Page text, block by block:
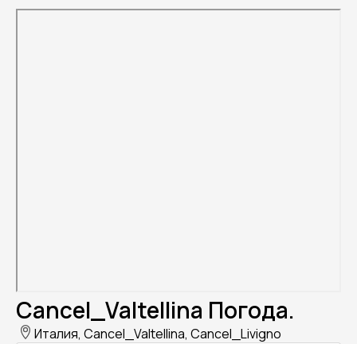
Cancel_Valtellina Погода.
Италия, Cancel_Valtellina, Cancel_Livigno